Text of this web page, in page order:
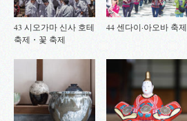
43 시오가마 신사 호테
축제・꽃 축제
44 센다이·아오바 축제